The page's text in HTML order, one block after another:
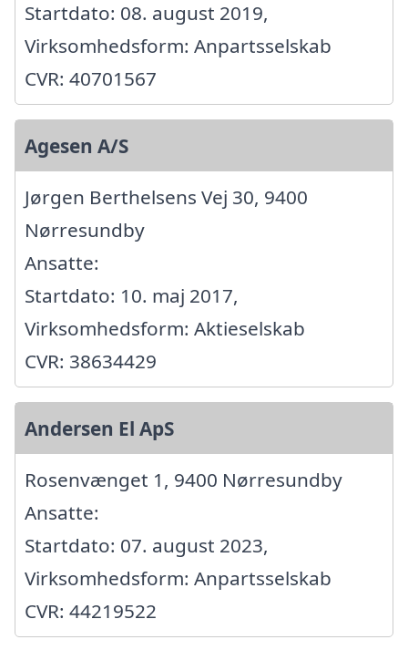
Startdato: 08. august 2019,
Virksomhedsform: Anpartsselskab
CVR: 40701567
Agesen A/S
Jørgen Berthelsens Vej 30, 9400
Nørresundby
Ansatte:
Startdato: 10. maj 2017,
Virksomhedsform: Aktieselskab
CVR: 38634429
Andersen El ApS
Rosenvænget 1, 9400 Nørresundby
Ansatte:
Startdato: 07. august 2023,
Virksomhedsform: Anpartsselskab
CVR: 44219522